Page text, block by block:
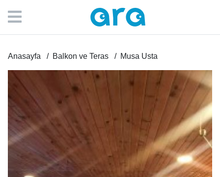
Anasayfa Balkon ve Teras Musa Usta